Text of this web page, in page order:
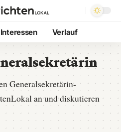
Verlauf
Generalsekretärin-
an und diskutieren